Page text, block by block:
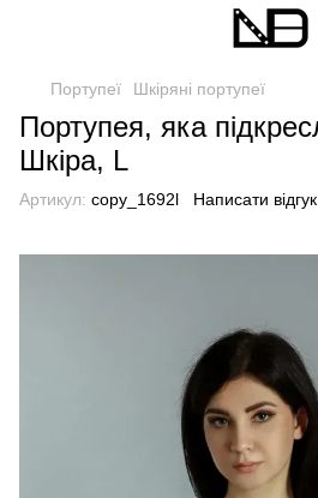
Портупеї Шкіряні портупеї
Портупея, яка
Шкіра, L
Артикул: copy_1692l Написати відгук